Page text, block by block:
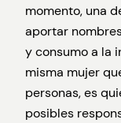
momento, una
aportar
y consumo a la
misma mujer
personas, es
posibles